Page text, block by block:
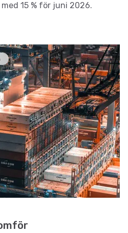
15 % för juni 2026.